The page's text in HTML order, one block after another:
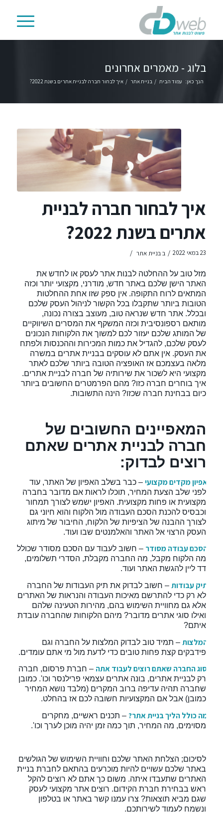
בלוג - מאמרים אחרונים
הנך כאן: עמוד הבית / בניית אתר / איך לבחור חברה לבניית אתרים בשנת 2022?
איך לבחור חברה לבניית
אתרים בשנת 2022?
23 במאי 2022 / בבניית אתר /
מזל טוב על ההחלטה לבנות אתר לעסק או לחדש את
האתר הישן שלכם באתר חדש, מודרני, מקצועי יותר וכזה
המתאים לרוח התקופה. אין ספק שזו אחת ההחלטות
הטובות ביותר שתקבלו בכל הקשור לניהול העסק שלכם
ובכלל. אתר חדש שנראה טוב, מעוצב בצורה נכונה,
מותאם רספונסיבית וכזה המשקף את המסרים השיווקיים
של המותג שלכם יעזור לכם למשוך את הלקוחות הנכונים
לעסק שלכם, להגדיל את כמות המכירות וההכנסות ולפתח
את העסק. אין אתם לא עוסקים בבניית אתרים במשרה
מלאה בעצמכם אז האופציה הטובה ביותר שלכם לאתר
מקצועי היא לשכור את שירותיה של חברה לבניית אתרים.
איך בוחרים חברה כזו? מהם הפרמטרים החשובים ביותר
כיום בבחינת חברה שכזו? הינה התשובות.
המאפיינים החשובים של
חברה לבניית אתרים שאתם
רוצים לבדוק:
אפיון מקדים מקצועי– כבר בשלב האפיון של האתר, עוד
לפני שלב הצעת המחיר, תוכלו לראות אם מדובר בחברה
מקצועית או פחות מקצועית. האפיון ישמש לצורך תמחור
וכבסיס להכנת הסכם העבודה מול הלקוח והוא חיוני גם
לצורך ההבנה של הציפיות של הלקוח, החיבור של מיתוג
העסק הרצוי אל האתר והאלמנטים שבו ועוד.
הסכם עבודה מסודר – חשוב לעבוד עם הסכם מסודר שכולל
מה הלקוח מקבל, מה החברה מקבלת, הסדרי תשלומים,
דד ליין להגשת האתר ועוד.
תיק עבודות– חשוב לבדוק את תיק העבודות של החברה
לא רק כדי להתרשם מאיכות העבודה והנראות של האתרים
אלא גם מחוויית השימוש בהם, מהירות הטעינה שלהם
ואילו סוגי אתרים מדובר? מיהם הלקוחות שהחברה עובדת
איתם?
המלצות– תמיד טוב לבדוק המלצות על החברה וגם
פידבקים קצת פחות טובים כדי לדעת מול מי אתם עומדים.
סוג החברה שאתם רוצים לעבוד אתה – חברת פרסום, חברה
רק לבניית אתרים, בונה אתרים עצמאי פרילנסר וכו'. כמובן
שחברה תהיה עדיפה ברוב המקרים (מלבד נושא המחיר
כמובן) אבל אם המקצועיות חשובה לכם אז בהחלט.
מה כולל הליך בניית אתר?– תכנים ראשיים, מחקרים
מסוימים, מה המחיר, תוך כמה זמן יהיה מוכן לערך וכו'.
לסיכום; הצלחת האתר שלכם וחוויית השימוש של הגולשים
באתר שלכם עשויים להיות מוכרעים בהתאם לחברת בניית
האתרים שתעבדו איתה. משום כך אתם לא רוצים להקל
ראש בבחירת חברת הקידום. רוצים אתר מקצועי לעסק
שגם מביא תוצאות? צרו עמנו קשר באתר או בטלפון
ונשמח לעמוד לשירותכם.